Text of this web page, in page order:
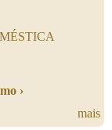
›
mais